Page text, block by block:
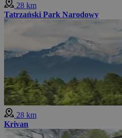
28 km
Tatrzański Park Narodowy
28 km
Krivan